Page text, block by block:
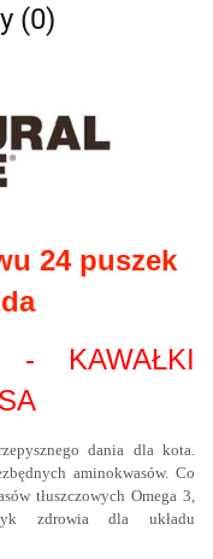
(0)
24 puszek
KAWAŁKI
dania dla kota.
aminokwasów. Co
tłuszczowych Omega 3,
zdrowia dla układu